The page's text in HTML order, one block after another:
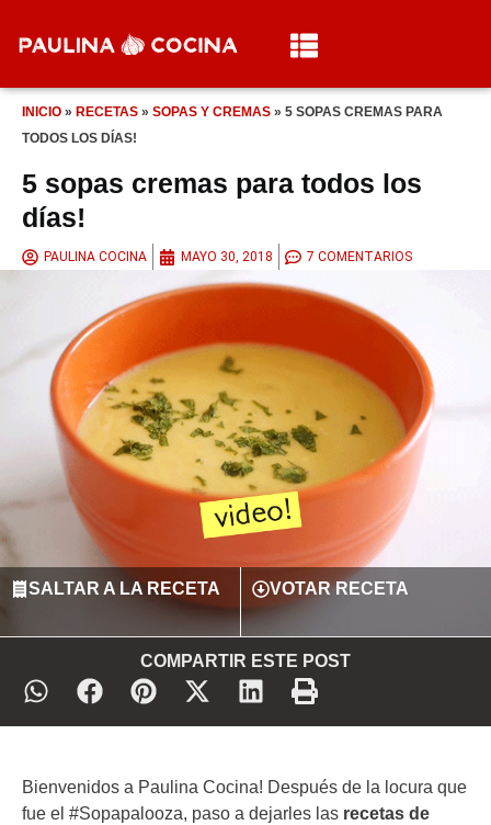
INICIO » RECETAS » SOPAS Y CREMAS » 5 SOPAS CREMAS PARA
TODOS LOS DÍAS!
5 sopas cremas para todos los
días!
PAULINA COCINA MAYO 30, 2018 7 COMENTARIOS
SALTAR A LA RECETA VOTAR RECETA
COMPARTIR ESTE POST
Bienvenidos a Paulina Cocina! Después de la locura que
fue el #Sopapalooza, paso a dejarles las recetas de